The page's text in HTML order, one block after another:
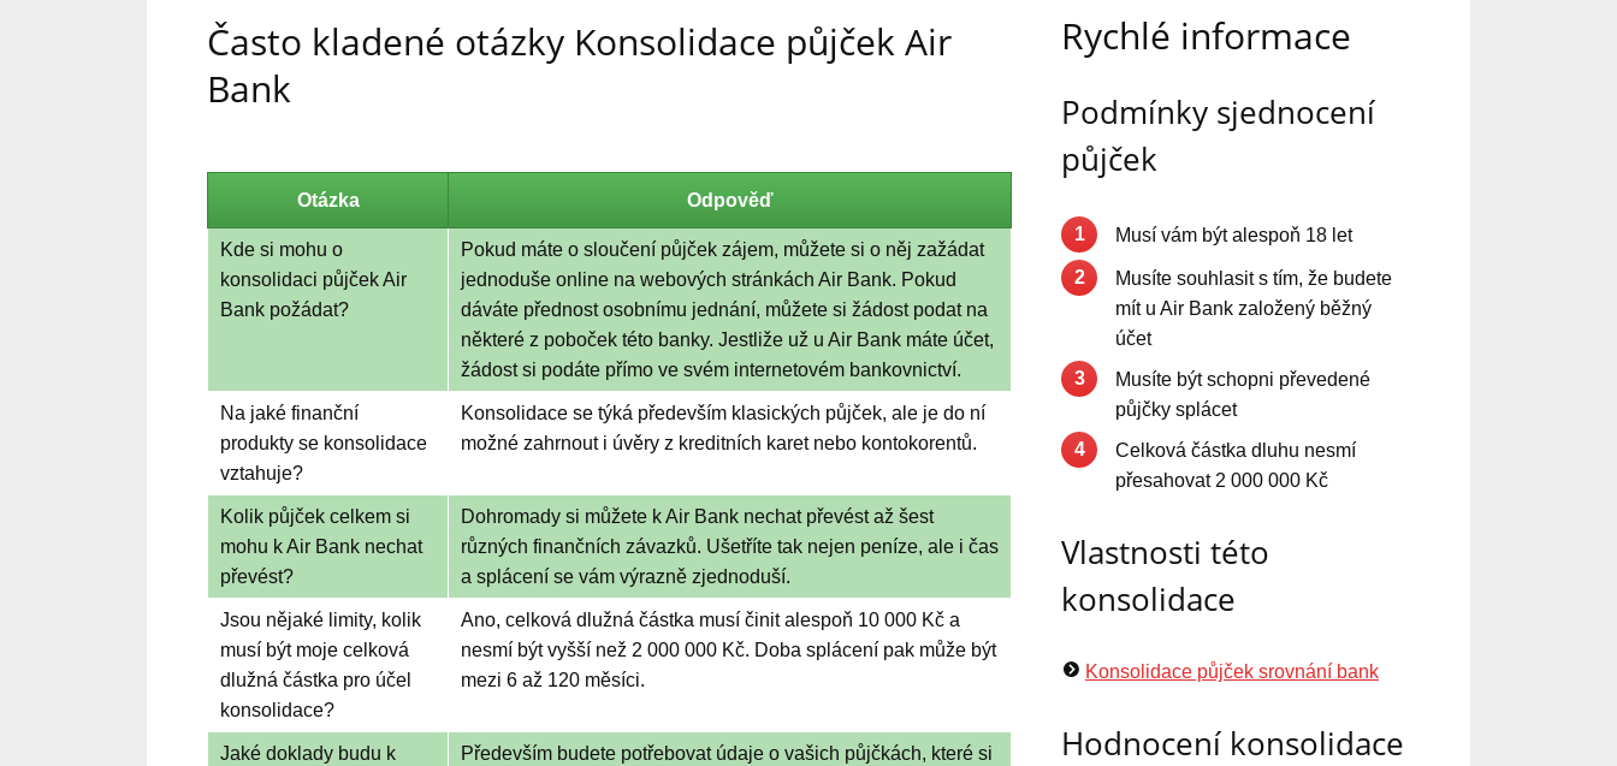
Často kladené otázky Konsolidace půjček Air
Bank
Otázka Odpověď
Kde si mohu o
konsolidaci půjček Air
Bank požádat?
Pokud máte o sloučení půjček zájem, můžete si o něj zažádat
jednoduše online na webových stránkách Air Bank. Pokud
dáváte přednost osobnímu jednání, můžete si žádost podat na
některé z poboček této banky. Jestliže už u Air Bank máte účet,
žádost si podáte přímo ve svém internetovém bankovnictví.
Na jaké finanční
produkty se konsolidace
vztahuje?
Konsolidace se týká především klasických půjček, ale je do ní
možné zahrnout i úvěry z kreditních karet nebo kontokorentů.
Kolik půjček celkem si
mohu k Air Bank nechat
převést?
Dohromady si můžete k Air Bank nechat převést až šest
různých finančních závazků. Ušetříte tak nejen peníze, ale i čas
a splácení se vám výrazně zjednoduší.
Jsou nějaké limity, kolik
musí být moje celková
dlužná částka pro účel
konsolidace?
Ano, celková dlužná částka musí činit alespoň 10 000 Kč a
nesmí být vyšší než 2 000 000 Kč. Doba splácení pak může být
mezi 6 až 120 měsíci.
Jaké doklady budu k
Především budete potřebovat údaje o vašich půjčkách, které si
Rychlé informace
Podmínky sjednocení
půjček
1 Musí vám být alespoň 18 let
2
Musíte souhlasit s tím, že budete
mít u Air Bank založený běžný
účet
3
Musíte být schopni převedené
půjčky splácet
4
Celková částka dluhu nesmí
přesahovat 2 000 000 Kč
Vlastnosti této
konsolidace
Konsolidace půjček srovnání bank
Hodnocení konsolidace